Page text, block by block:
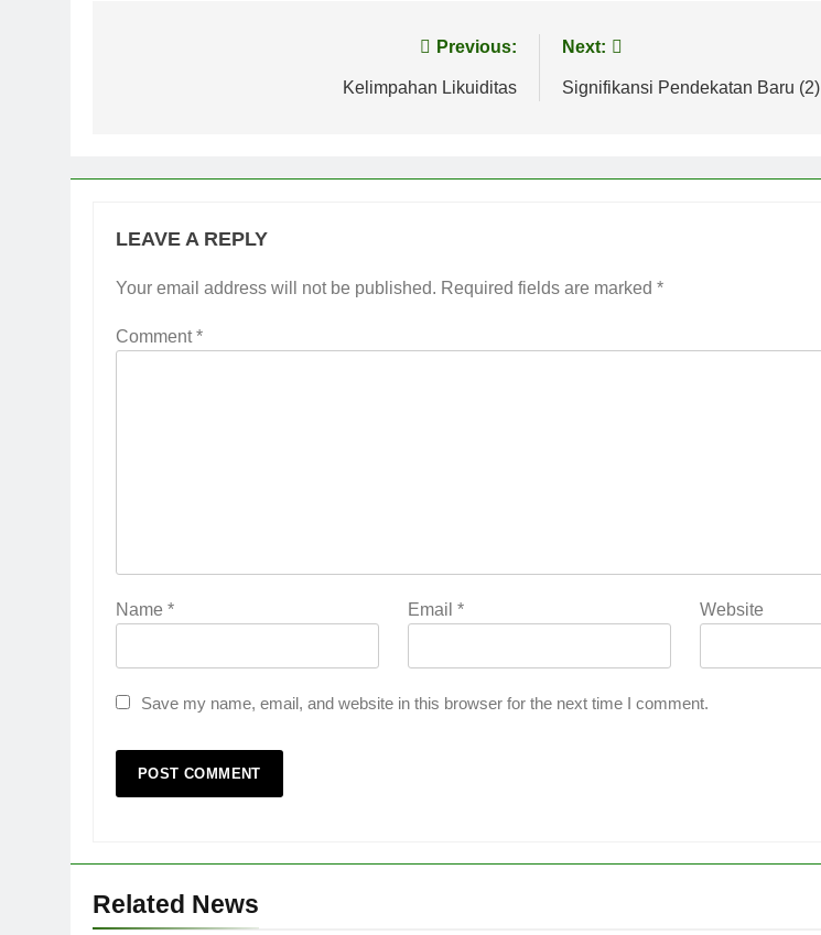
Previous:
Kelimpahan Likuiditas
Next:
Signifikansi Pendekatan Baru (2)
LEAVE A REPLY
Your email address will not be published. Required fields are marked *
Comment*
Name * Email* Website
Save my name, email, and website in this browser for the next time I comment.
Related News